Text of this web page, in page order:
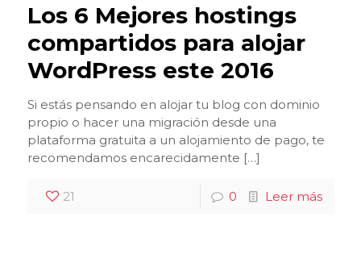
Los 6 Mejores hostings
compartidos para alojar
WordPress este 2016
Si estás pensando en alojar tu blog con dominio
propio o hacer una migración desde una
plataforma gratuita a un alojamiento de pago, te
recomendamos encarecidamente […]
21 0 Leer más